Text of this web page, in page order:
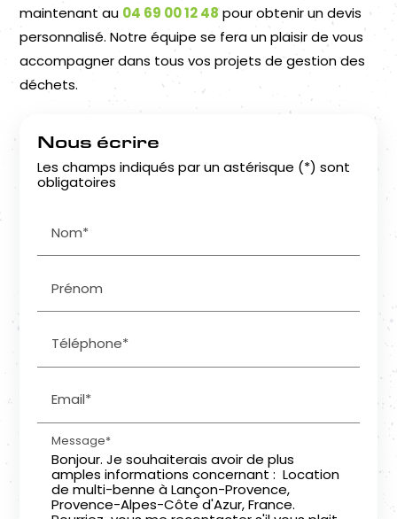
maintenant au 04 69 00 12 48pour obtenir un devis
personnalisé. Notre équipe se fera un plaisir de vous
accompagner dans tous vos projets de gestion des
déchets.
Nous écrire
Les champs indiqués par un astérisque (*) sont
obligatoires
Nom*
Prénom
Téléphone*
Email*
Message*